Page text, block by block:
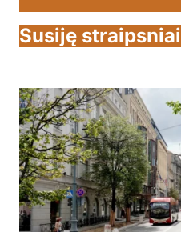
Susiję straipsniai